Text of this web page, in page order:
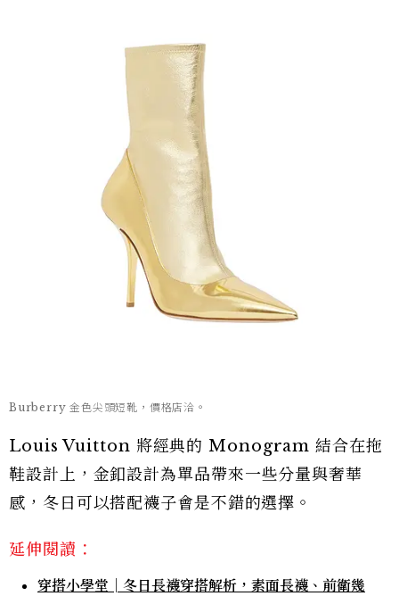
Burberry 金色尖頭短靴，價格店洽。
Louis Vuitton 將經典的 Monogram 結合在拖
鞋設計上，金釦設計為單品帶來一些分量與奢華
感，冬日可以搭配襪子會是不錯的選擇。
延伸閱讀：
穿搭小學堂│冬日長襪穿搭解析，素面長襪、前衛幾